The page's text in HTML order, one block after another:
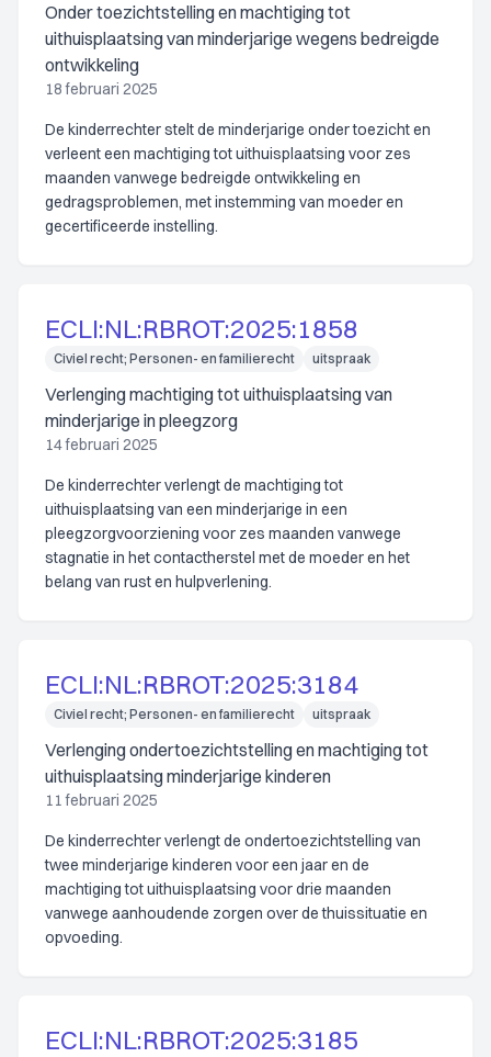
Onder toezichtstelling en machtiging tot
uithuisplaatsing van minderjarige wegens bedreigde
ontwikkeling
18 februari 2025
De kinderrechter stelt de minderjarige onder toezicht en
verleent een machtiging tot uithuisplaatsing voor zes
maanden vanwege bedreigde ontwikkeling en
gedragsproblemen, met instemming van moeder en
gecertificeerde instelling.
ECLI:NL:RBROT:2025:1858
Civiel recht; Personen- en familierecht uitspraak
Verlenging machtiging tot uithuisplaatsing van
minderjarige in pleegzorg
14 februari 2025
De kinderrechter verlengt de machtiging tot
uithuisplaatsing van een minderjarige in een
pleegzorgvoorziening voor zes maanden vanwege
stagnatie in het contactherstel met de moeder en het
belang van rust en hulpverlening.
ECLI:NL:RBROT:2025:3184
Civiel recht; Personen- en familierecht uitspraak
Verlenging ondertoezichtstelling en machtiging tot
uithuisplaatsing minderjarige kinderen
11 februari 2025
De kinderrechter verlengt de ondertoezichtstelling van
twee minderjarige kinderen voor een jaar en de
machtiging tot uithuisplaatsing voor drie maanden
vanwege aanhoudende zorgen over de thuissituatie en
opvoeding.
ECLI:NL:RBROT:2025:3185